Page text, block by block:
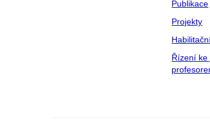
Publikace
Projekty
Řízení ke